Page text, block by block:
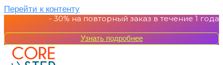
Перейти к контенту
- 30% на повторный заказ в течение 1 года
Узнать подробнее